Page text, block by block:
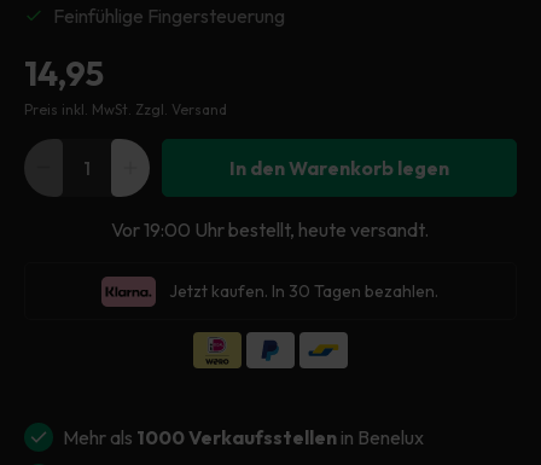
Feinfühlige Fingersteuerung
Normaler
Preis
14,95
Preis inkl. MwSt. Zzgl. Versand
VerringereErhöhe
Menge
Stipt
In den Warenkorb legen
Vor 19:00 Uhr bestellt, heute versandt.
Jetzt kaufen. In 30 Tagen bezahlen.
Mehr als 1000 Verkaufsstellen in Benelux